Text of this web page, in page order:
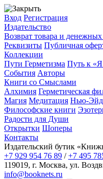
Вход Регистрация
Издательство
Возврат товара и денежных
Реквизиты Публичная
Коллекции
Пути Герметизма Путь к
События Авторы
Книги со Смыслами
Алхимия Герметическая
Магия Медитация Нью-
Философские книги
Радости для Души
Открытки Шоперы
Контакты
Издательский бутик
+7 929 954 76 89 /+7 495
119019, г. Москва, ул.
info@booknets.ru